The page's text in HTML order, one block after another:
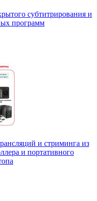
субтитрирования и
программ
и стриминга из
и портативного